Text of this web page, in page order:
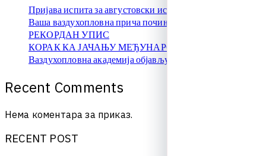
Пријава испита за августовски испитни рок
Ваша ваздухопловна прича почиње овде!
РЕКОРДАН УПИС
КОРАК КА ЈАЧАЊУ МЕЂУНАРОДНЕ САРАДЊЕ
Ваздухопловна академија објављује упис на � …
Recent Comments
Нема коментара за приказ.
RECENT POST